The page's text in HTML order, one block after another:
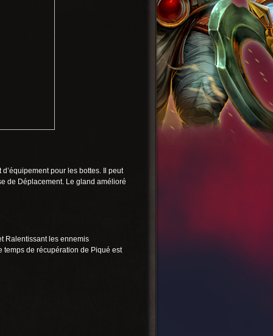
pour les bottes. Il peut
de Déplacement. Le gland amélioré
Ralentissant les ennemis
temps de récupération de Piqué est